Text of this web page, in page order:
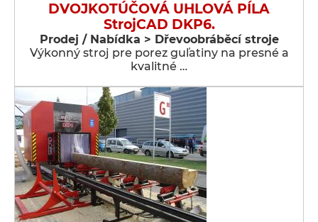
DVOJKOTÚČOVÁ UHLOVÁ PÍLA
StrojCAD DKP6.
Prodej / Nabídka > Dřevoobráběcí stroje
Výkonný stroj pre porez guľatiny na presné a
kvalitné …